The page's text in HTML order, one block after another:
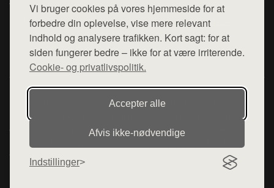
Vi bruger cookies på vores hjemmeside for at
forbedre din oplevelse, vise mere relevant
indhold og analysere trafikken. Kort sagt: for at
siden fungerer bedre – ikke for at være irriterende.
Cookie- og privatlivspolitik.
Accepter alle
Afvis ikke‑nødvendige
Indstillinger
Top Rabatter
Kontakt
Mail: hej@want.dk
Cookie- og privatlivspolitik
Denne side er en del af want.dk, der udgiver en række
hjemmesider med præsentation af forskellige produkter fra
diverse webshops. Der sælges ikke varer fra denne side - vi
henviser til de shops, som sælger varen. Vi har heller ikke
varerne på lager.